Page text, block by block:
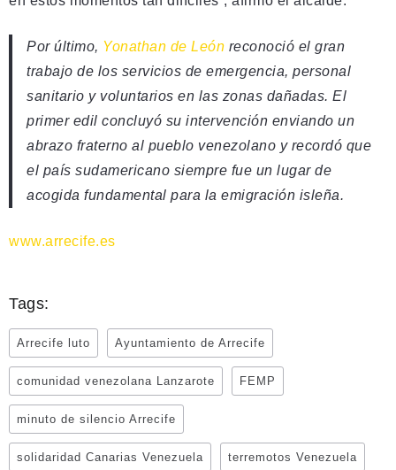
Por último, Yonathan de León reconoció el gran
trabajo de los servicios de emergencia, personal
sanitario y voluntarios en las zonas dañadas. El
primer edil concluyó su intervención enviando un
abrazo fraterno al pueblo venezolano y recordó que
el país sudamericano siempre fue un lugar de
acogida fundamental para la emigración isleña.
www.arrecife.es
Tags:
Arrecife luto Ayuntamiento de Arrecife
comunidad venezolana Lanzarote FEMP
minuto de silencio Arrecife
solidaridad Canarias Venezuela terremotos Venezuela